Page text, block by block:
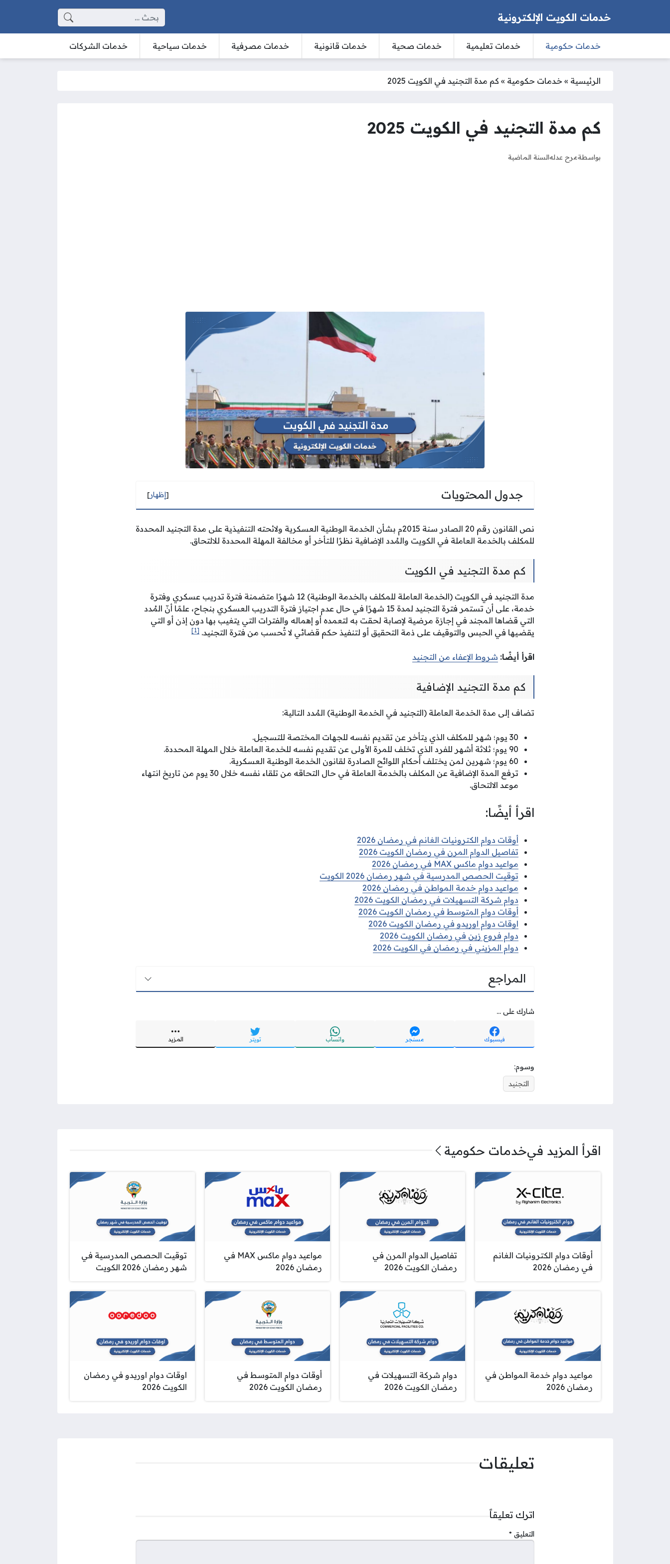
خدمات الكويت الإلكترونية البحث عن:
خدمات حكومية خدمات تعليمية خدمات صحية خدمات قانونية خدمات مصرفية خدمات سياحية خدمات الشركات
الرئيسية » خدمات حكومية » كم مدة التجنيد في الكويت 2025
كم مدة التجنيد في الكويت 2025
بواسطةمرح عدلهالسنة الماضية
جدول المحتويات [إظهار]
نص القانون رقم 20 الصادر سنة 2015م بشأن الخدمة الوطنية العسكرية ولائحته التنفيذية على مدة التجنيد المحددة
للمكلف بالخدمة العاملة في الكويت والمُدد الإضافية نظرًا للتأخر أو مخالفة المهلة المحددة للالتحاق.
كم مدة التجنيد في الكويت
مدة التجنيد في الكويت (الخدمة العاملة للمكلف بالخدمة الوطنية) 12 شهرًا متضمنة فترة تدريب عسكري وفترة
خدمة، على أن تستمر فترة التجنيد لمدة 15 شهرًا في حال عدم اجتياز فترة التدريب العسكري بنجاح، علمًا أنّ المُدد
التي قضاها المجند في إجازة مرضية لإصابة لحقت به لتعمده أو إهماله والفترات التي يتغيب بها دون إذن أو التي
يقضيها في الحبس والتوقيف على ذمة التحقيق أو لتنفيذ حكم قضائي لا تُحسب من فترة التجنيد. [1]
اقرأ أيضًا: شروط الإعفاء من التجنيد
كم مدة التجنيد الإضافية
تضاف إلى مدة الخدمة العاملة (التجنيد في الخدمة الوطنية) المُدد التالية:
30 يوم؛ شهر للمكلف الذي يتأخر عن تقديم نفسه للجهات المختصة للتسجيل.
90 يوم؛ ثلاثة أشهر للفرد الذي تخلف للمرة الأولى عن تقديم نفسه للخدمة العاملة خلال المهلة المحددة.
60 يوم؛ شهرين لمن يختلف أحكام اللوائح الصادرة لقانون الخدمة الوطنية العسكرية.
ترفع المدة الإضافية عن المكلف بالخدمة العاملة في حال التحاقه من تلقاء نفسه خلال 30 يوم من تاريخ انتهاء
موعد الالتحاق.
اقرأ أيضًا:
أوقات دوام الكترونيات الغانم في رمضان 2026
تفاصيل الدوام المرن في رمضان الكويت 2026
مواعيد دوام ماكس MAX في رمضان 2026
توقيت الحصص المدرسية في شهر رمضان 2026 الكويت
مواعيد دوام خدمة المواطن في رمضان 2026
دوام شركة التسهيلات في رمضان الكويت 2026
أوقات دوام المتوسط في رمضان الكويت 2026
اوقات دوام اوريدو في رمضان الكويت 2026
دوام فروع زين في رمضان الكويت 2026
دوام المزيني في رمضان في الكويت 2026
المراجع
شارك على ...
فيسبوك مسنجر واتساب تويتر المزيد
وسوم:
التجنيد
اقرأ المزيد فيخدمات حكومية
أوقات دوام الكترونيات الغانم
في رمضان 2026
تفاصيل الدوام المرن في
رمضان الكويت 2026
مواعيد دوام ماكس MAX في
رمضان 2026
توقيت الحصص المدرسية في
شهر رمضان 2026 الكويت
مواعيد دوام خدمة المواطن في
رمضان 2026
دوام شركة التسهيلات في
رمضان الكويت 2026
أوقات دوام المتوسط في
رمضان الكويت 2026
اوقات دوام اوريدو في رمضان
الكويت 2026
تعليقات
اترك تعليقاً
التعليق *